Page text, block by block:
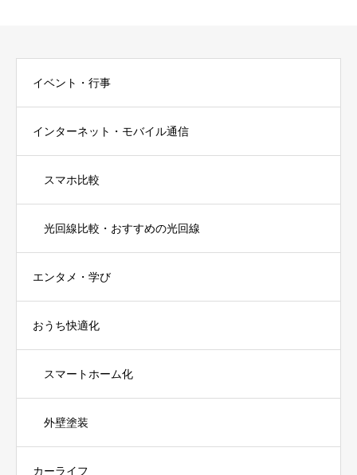
イベント・行事
インターネット・モバイル通信
スマホ比較
光回線比較・おすすめの光回線
エンタメ・学び
おうち快適化
スマートホーム化
外壁塗装
カーライフ